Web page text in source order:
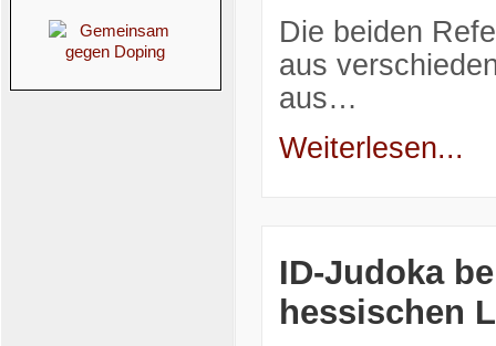
Die beiden
aus
aus…
Weiterlesen...
ID-Judoka
hessischen